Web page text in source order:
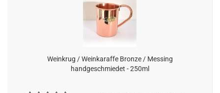
Weinkrug / Weinkaraffe Bronze / Messing
handgeschmiedet - 250ml